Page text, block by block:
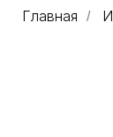
Главная /